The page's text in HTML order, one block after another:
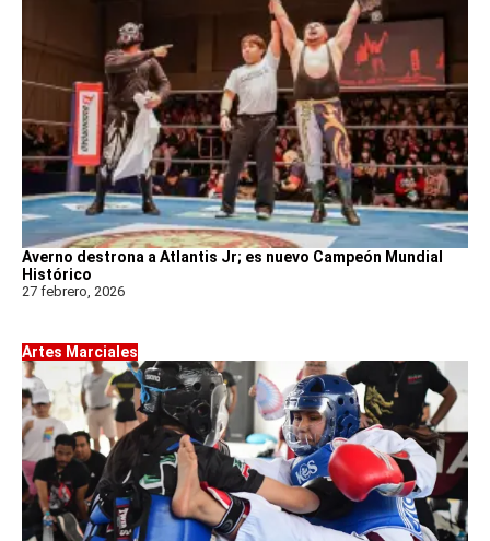
Averno destrona a Atlantis Jr; es nuevo Campeón Mundial
Histórico
27 febrero, 2026
Artes Marciales